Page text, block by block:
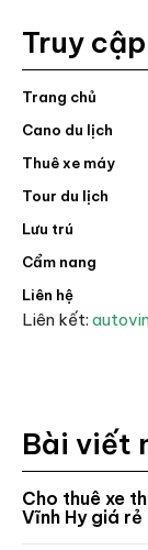
Truy
Trang chủ
Cano du lịch
Thuê xe máy
Tour du lịch
Lưu trú
Cẩm nang
Liên hệ
Liên kết:
Bài viết
Cho thuê xe
Vĩnh Hy giá